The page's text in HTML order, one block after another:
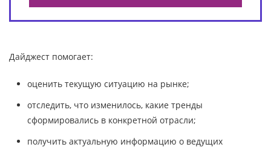
Дайджест помогает:
оценить текущую ситуацию на рынке;
отследить, что изменилось, какие тренды
сформировались в конкретной отрасли;
получить актуальную информацию о ведущих